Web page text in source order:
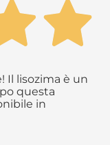
Il lisozima è un
questa
in